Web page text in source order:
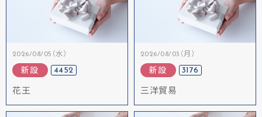
2026/08/05（水）
新設 4452
花王
2026/08/03（月）
新設 3176
三洋貿易